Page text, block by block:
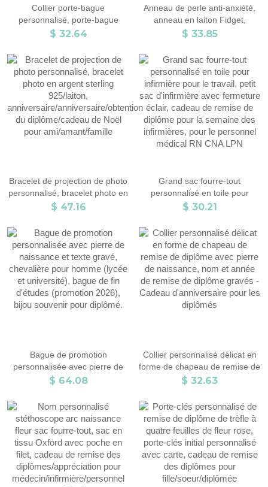
Collier porte-bague
personnalisé, porte-bague
docteur, collier porte-bague
médecin/chirurgien/cadeau de
remise des diplômes, cadeau
pour lui
$ 32.64
Anneau de perle anti-anxiété,
anneau en laiton Fidget,
anneau rotatif réglable, cadeau
diplôme/d'anniversaire pour
homme/femme
$ 33.85
Bracelet de projection de photo
personnalisé, bracelet photo en
argent sterling 925/laiton,
du diplôme/cadeau de Noël
pour ami/amant/famille
$ 47.16
Grand sac fourre-tout
personnalisé en toile pour
infirmière pour le travail, petit
éclair, cadeau de remise de
diplôme pour la semaine des
infirmières, pour le personnel
médical RN CNA LPN
$ 30.21
Bague de promotion
personnalisée avec pierre de
naissance et texte gravé,
et université), bague de fin
d'études (promotion 2026),
bijou souvenir pour diplômé.
$ 64.08
Collier personnalisé délicat en
forme de chapeau de remise de
diplôme avec pierre de
remise de diplôme gravés -
Cadeau d'anniversaire pour les
diplômés
$ 32.63